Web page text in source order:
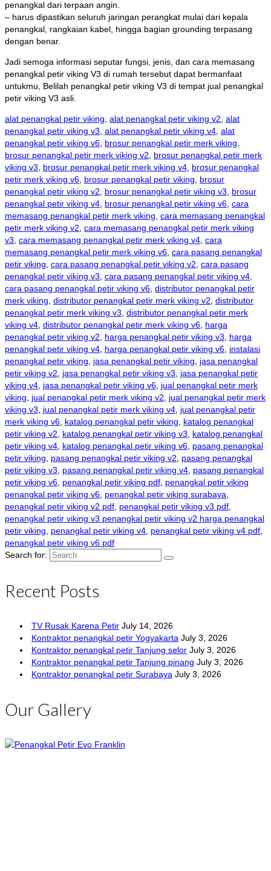
penangkal dari terpaan angin.
– harus dipastikan seluruh jaringan perangkat mulai dari kepala
penangkal, rangkaian kabel, hingga bagian grounding terpasang
dengan benar.
Jadi semoga informasi seputar fungsi, jenis, dan cara memasang
penangkal petir viking V3 di rumah tersebut dapat bermanfaat
untukmu, Belilah penangkal petir viking V3 di tempat jual penangkal
petir viking V3 asli.
alat penangkal petir viking, alat penangkal petir viking v2, alat
penangkal petir viking v3, alat penangkal petir viking v4, alat
penangkal petir viking v6, brosur penangkal petir merk viking,
brosur penangkal petir merk viking v2, brosur penangkal petir merk
viking v3, brosur penangkal petir merk viking v4, brosur penangkal
petir merk viking v6, brosur penangkal petir viking, brosur
penangkal petir viking v2, brosur penangkal petir viking v3, brosur
penangkal petir viking v4, brosur penangkal petir viking v6, cara
memasang penangkal petir merk viking, cara memasang penangkal
petir merk viking v2, cara memasang penangkal petir merk viking
v3, cara memasang penangkal petir merk viking v4, cara
memasang penangkal petir merk viking v6, cara pasang penangkal
petir viking, cara pasang penangkal petir viking v2, cara pasang
penangkal petir viking v3, cara pasang penangkal petir viking v4,
cara pasang penangkal petir viking v6, distributor penangkal petir
merk viking, distributor penangkal petir merk viking v2, distributor
penangkal petir merk viking v3, distributor penangkal petir merk
viking v4, distributor penangkal petir merk viking v6, harga
penangkal petir viking v2, harga penangkal petir viking v3, harga
penangkal petir viking v4, harga penangkal petir viking v6, instalasi
penangkal petir viking, jasa penangkal petir viking, jasa penangkal
petir viking v2, jasa penangkal petir viking v3, jasa penangkal petir
viking v4, jasa penangkal petir viking v6, jual penangkal petir merk
viking, jual penangkal petir merk viking v2, jual penangkal petir merk
viking v3, jual penangkal petir merk viking v4, jual penangkal petir
merk viking v6, katalog penangkal petir viking, katalog penangkal
petir viking v2, katalog penangkal petir viking v3, katalog penangkal
petir viking v4, katalog penangkal petir viking v6, pasang penangkal
petir viking, pasang penangkal petir viking v2, pasang penangkal
petir viking v3, pasang penangkal petir viking v4, pasang penangkal
petir viking v6, penangkal petir viking pdf, penangkal petir viking
penangkal petir viking v6, penangkal petir viking surabaya,
penangkal petir viking v2 pdf, penangkal petir viking v3 pdf,
penangkal petir viking v3 penangkal petir viking v2 harga penangkal
petir viking, penangkal petir viking v4, penangkal petir viking v4 pdf,
penangkal petir viking v6 pdf
Search for:
Recent Posts
TV Rusak Karena Petir July 14, 2026
Kontraktor penangkal petir Yogyakarta July 3, 2026
Kontraktor penangkal petir Tanjung selor July 3, 2026
Kontraktor penangkal petir Tanjung pinang July 3, 2026
Kontraktor penangkal petir Surabaya July 3, 2026
Our Gallery